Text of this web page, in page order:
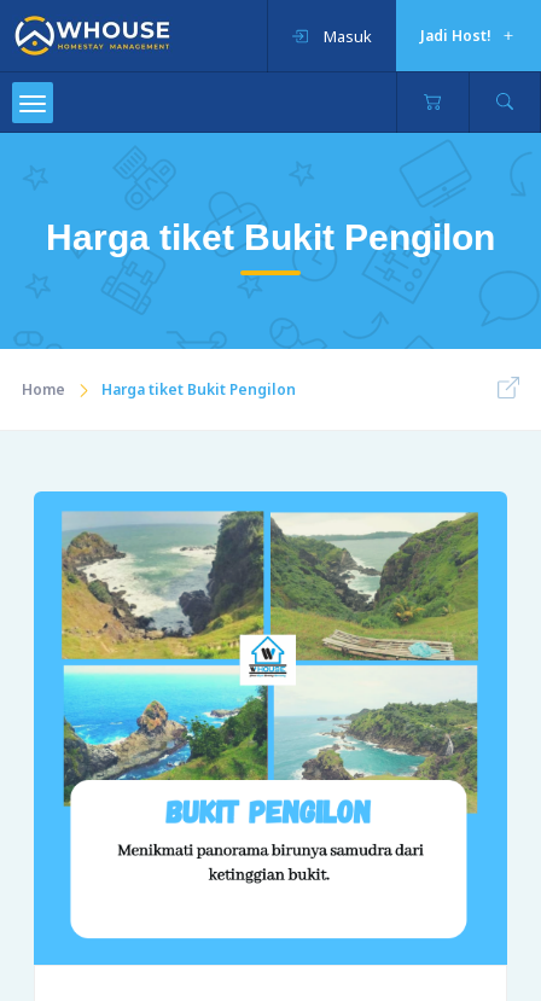
Jadi Host!
Masuk
Harga tiket Bukit Pengilon
Home Harga tiket Bukit Pengilon